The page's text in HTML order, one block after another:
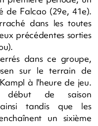
de Falcao (29e, 41e).
dans les toutes
précédentes sorties
dans ce groupe,
sur le terrain de
à l'heure de jeu.
début de saison
tandis que les
un sixième